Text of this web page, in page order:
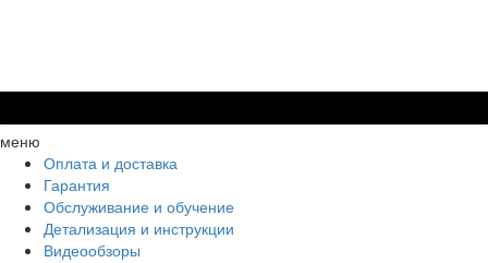
меню
Оплата и доставка
Гарантия
Обслуживание и обучение
Детализация и инструкции
Видеообзоры